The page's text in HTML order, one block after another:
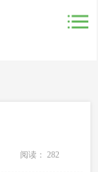
阅读： 282